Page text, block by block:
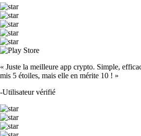
« Juste la meilleure app crypto. Simple,
mis 5 étoiles, mais elle en mérite 10 ! »
-Utilisateur vérifié